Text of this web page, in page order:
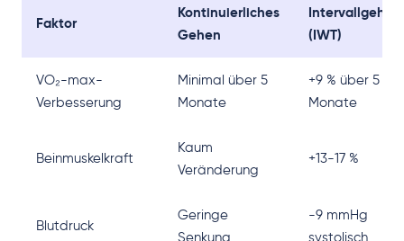
Faktor
Kontinuierliches
Gehen
Intervallgehen
(IWT)
VO₂-max-
Verbesserung
Minimal über 5
Monate
+9 % über 5
Monate
Beinmuskelkraft
Kaum
Veränderung
+13-17 %
Blutdruck
Geringe
Senkung
-9 mmHg
systolisch